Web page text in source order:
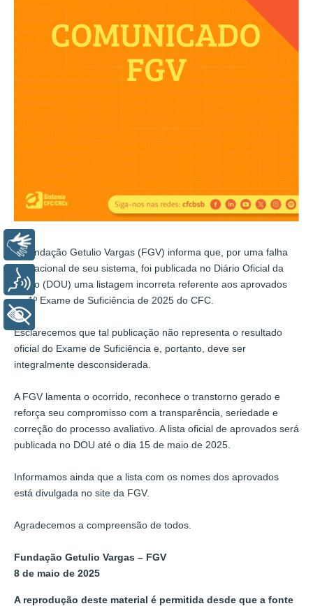
A Fundação Getulio Vargas (FGV) informa que, por uma falha
operacional de seu sistema, foi publicada no Diário Oficial da
União (DOU) uma listagem incorreta referente aos aprovados
no 1º Exame de Suficiência de 2025 do CFC.
Esclarecemos que tal publicação não representa o resultado
oficial do Exame de Suficiência e, portanto, deve ser
integralmente desconsiderada.
A FGV lamenta o ocorrido, reconhece o transtorno gerado e
reforça seu compromisso com a transparência, seriedade e
correção do processo avaliativo. A lista oficial de aprovados será
publicada no DOU até o dia 15 de maio de 2025.
Informamos ainda que a lista com os nomes dos aprovados
está divulgada no site da FGV.
Agradecemos a compreensão de todos.
Fundação Getulio Vargas – FGV
8 de maio de 2025
A reprodução deste material é permitida desde que a fonte
Voz